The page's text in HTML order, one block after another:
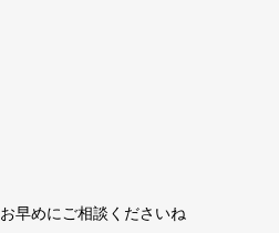
お早めにご相談くださいね